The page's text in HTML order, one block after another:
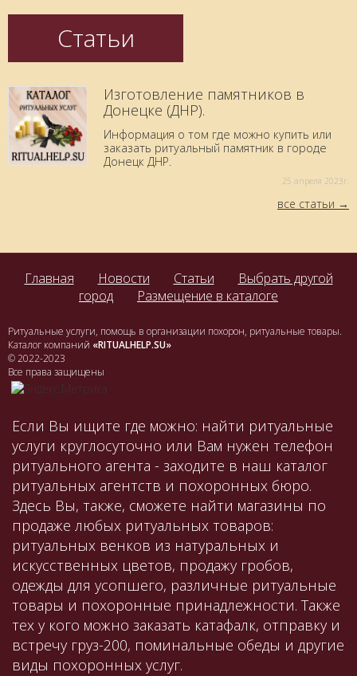
Статьи
Изготовление памятников в
Донецке (ДНР).
Информация о том где можно купить или
заказать ритуальный памятник в городе
Донецк ДНР.
25 aпреля 2023г.
все статьи
Главная Новости Статьи
Выбрать другой
город
Размещение в каталоге
Ритуальные услуги, помощь в организации похорон, ритуальные товары.
Каталог компаний «RITUALHELP.SU»
© 2022-2023
Все права защищены
Если Вы ищите где можно: найти ритуальные
услуги круглосуточно или Вам нужен телефон
ритуального агента - заходите в наш каталог
ритуальных агентств и похоронных бюро.
Здесь Вы, также, сможете найти магазины по
продаже любых ритуальных товаров:
ритуальных венков из натуральных и
искусственных цветов, продажу гробов,
одежды для усопшего, различные ритуальные
товары и похоронные принадлежности. Также
тех у кого можно заказать катафалк, отправку и
встречу груз-200, поминальные обеды и другие
виды похоронных услуг.